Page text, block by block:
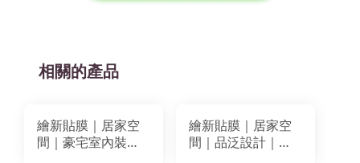
相關的產品
繪新貼膜｜居家空
間｜豪宅室內裝潢
繪新貼膜｜居家空
間｜品泛設計｜造